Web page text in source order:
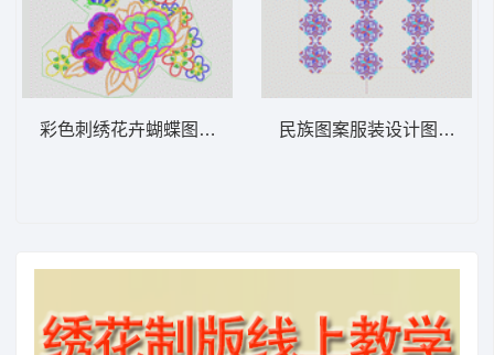
彩色刺绣花卉蝴蝶图案 花经典 民族图案服装设计图 十字